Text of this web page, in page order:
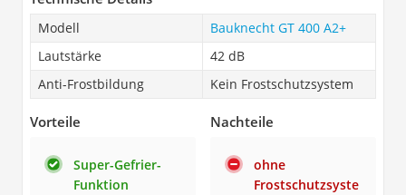
Modell
Bauknecht GT 400 A2+
Lautstärke
42 dB
Anti-Frostbildung
Kein Frostschutzsystem
Vorteile
Super-Gefrier-
Funktion
Nachteile
ohne
Frostschutzsyste